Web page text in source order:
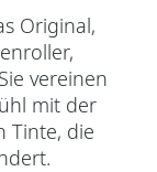
Original,
vereinen
mit der
Tinte, die